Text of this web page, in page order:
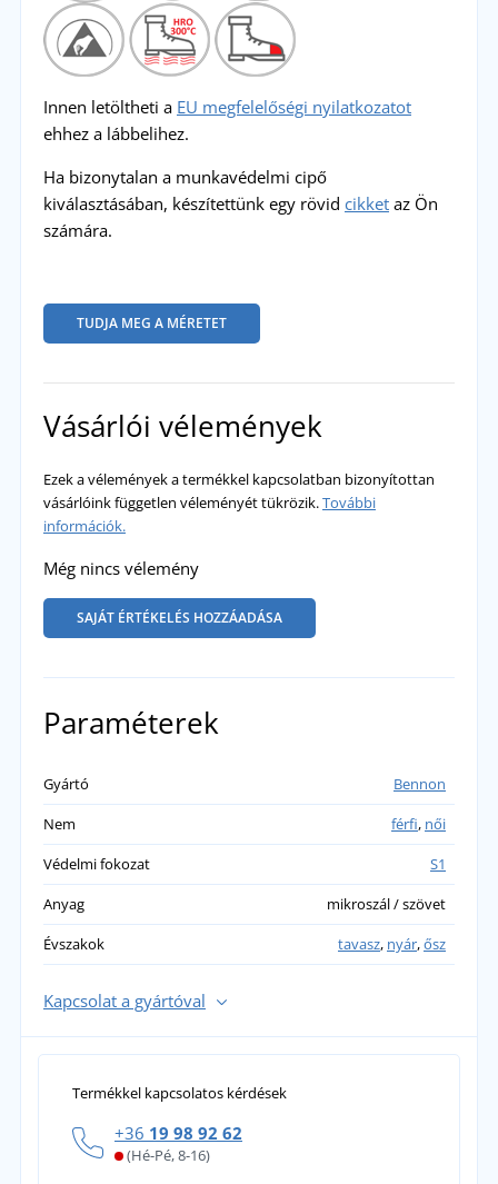
Innen letöltheti a EU megfelelőségi nyilatkozatot
ehhez a lábbelihez.
Ha bizonytalan a munkavédelmi cipő
kiválasztásában, készítettünk egy rövid cikketaz Ön
számára.
TUDJA MEG A MÉRETET
Vásárlói vélemények
Ezek a vélemények a termékkel kapcsolatban bizonyítottan
vásárlóink független véleményét tükrözik.További
információk.
Még nincs vélemény
SAJÁT ÉRTÉKELÉS HOZZÁADÁSA
Paraméterek
Gyártó
Bennon
Nem
férfi, női
Védelmi fokozat
S1
Anyag
mikroszál / szövet
Évszakok
tavasz, nyár,ősz
Kapcsolat a gyártóval
Termékkel kapcsolatos kérdések
+36 19 98 92 62
(Hé-Pé, 8-16)